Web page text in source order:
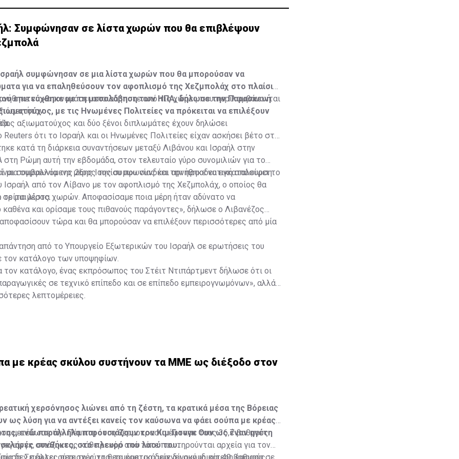
Συμφώνησαν σε λίστα χωρών που θα επιβλέψουν
συμφώνησαν σε μια λίστα χωρών που θα μπορούσαν να
για να επαληθεύσουν τον αφοπλισμό της Χεζμπολάχ στο πλαίσιο
επιτεύχθηκε με τη μεσολάβηση των ΗΠΑ, δήλωσε την Παρασκευή
με τις Ηνωμένες Πολιτείες να πρόκειται να επιλέξουν
να κατονομάσει οποιαδήποτε από τις χώρες που περιλαμβάνονται
ήταν.
αξιωματούχος και δύο ξένοι διπλωμάτες έχουν δηλώσει
ότι το Ισραήλ και οι Ηνωμένες Πολιτείες είχαν ασκήσει βέτο στη
κατά τη διάρκεια συναντήσεων μεταξύ Λιβάνου και Ισραήλ στην
Ρώμη αυτή την εβδομάδα, στον τελευταίο γύρο συνομιλιών για το
συμφωνία της 26ης Ιουνίου που συνδέει την προοδευτική απόσυρση
από τον Λίβανο με τον αφοπλισμό της Χεζμπολάχ, ο οποίος θα
τρίτο μέρος.
συμβαλλόμενο μέρος της συμφωνίας και αρνήθηκε να εγκαταλείψει το
σε μια λίστα χωρών. Αποφασίσαμε ποια μέρη ήταν αδύνατο να
και ορίσαμε τους πιθανούς παράγοντες», δήλωσε ο Λιβανέζος
τώρα και θα μπορούσαν να επιλέξουν περισσότερες από μία
από το Υπουργείο Εξωτερικών του Ισραήλ σε ερωτήσεις του
τον κατάλογο των υποψηφίων.
τον κατάλογο, ένας εκπρόσωπος του Στέιτ Ντιπάρτμεντ δήλωσε ότι οι
σε τεχνικό επίπεδο και σε επίπεδο εμπειρογνωμόνων», αλλά
λεπτομέρειες.
με κρέας σκύλου συστήνουν τα MME ως διέξοδο στον
χερσόνησος λιώνει από τη ζέστη, τα κρατικά μέσα της Βόρειας
ως λύση για να αντέξει κανείς τον καύσωνα να φάει σούπα με κρέας
ενώ παράλληλα παρουσιάζουν τον Κιμ Γιονγκ Ουν ως έναν ηγέτη
συνθήκες, στο πλευρό του λαού του.
μετέδωσε την Πέμπτη ότι η θερμοκρασία έφτασε τους 36,7 βαθμούς
σπάζοντας κάθε ρεκόρ από τότε που τηρούνται αρχεία για τον
Σε άλλες περιοχές το θερμόμετρο δείχνει ακόμη και 40 βαθμούς,
δεν πέφτει ούτε τη νύχτα, τα κρατικά μμε δίνουν ιδιαίτερη έμφαση σε